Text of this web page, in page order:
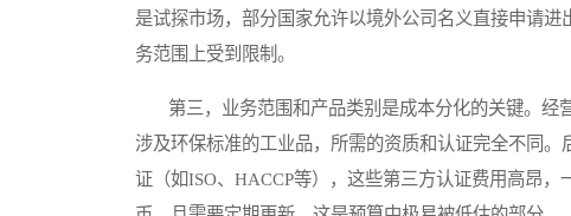
是试探市场，部分国家允许以境外公司名义直接申请
务范围上受到限制。
第三，业务范围和产品类别是成本分化的关键。经
涉及环保标准的工业品，所需的资质和认证完全不同
证（如ISO、HACCP等），这些第三方认证费用高昂